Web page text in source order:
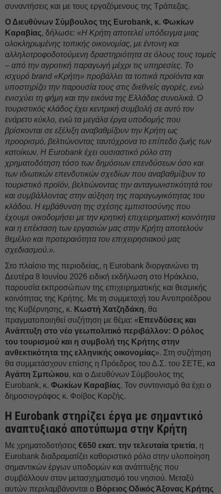
συναντήσεις και με τους εργαζόμενους της Τράπεζας.
Ο Διευθύνων Σύμβουλος της Eurobank, κ. Φωκίων
Καραβίας, δήλωσε: «Η Κρήτη αποτελεί υπόδειγμα μιας
ολοκληρωμένης τοπικής οικονομίας, με έντονη και
αλληλοτροφοδοτούμενη δραστηριότητα σε όλους τους τομείς
– από την αγροτική παραγωγή μέχρι τις υπηρεσίες. Το
ισχυρό brand «Κρήτη» προβάλλει τα τοπικά προϊόντα και
υποστηρίζει την παρουσία τους στις διεθνείς αγορές, ενώ
ενισχύει τη φήμη και την εικόνα της Ελλάδας συνολικά. Ο
τουριστικός κλάδος έχει κεντρική συμβολή σε αυτό τον
ενάρετο κύκλο, ενώ τα μεγάλα έργα υποδομής που
βρίσκονται σε εξέλιξη αναβαθμίζουν την Κρήτη ως
προορισμό, βελτιώνοντας ταυτόχρονα το επίπεδο ζωής των
κατοίκων. Η Eurobank έχει ουσιαστικό ρόλο στη
χρηματοδότηση τόσο των δημόσιων επενδύσεων όσο και
των ιδιωτικών επενδυτικών σχεδίων που αναβαθμίζουν το
τουριστικό προϊόν, βελτιώνοντας την ανταγωνιστικότητά του
και συμβάλλοντας στην αύξηση της παραγωγικότητας του
κλάδου. Η εμβάθυνση της σχέσης εμπιστοσύνης που
έχουμε οικοδομήσει με την κρητική επιχειρηματική κοινότητα
και η επέκταση των εργασιών μας στην Κρήτη αποτελούν
θεμέλιο και προτεραιότητα του επιχειρησιακού μας
σχεδιασμού.».
Στο πλαίσιο της περιοδείας, η Eurobank διοργανώνει τη
Δευτέρα 8 Ιουνίου 2026 ειδική εκδήλωση στο Ηράκλειο,
παρουσία εκπροσώπων της επιχειρηματικής και θεσμικής
κοινότητας της Κρήτης. Με τη συμμετοχή του Αντιπροέδρου
της Κυβέρνησης, κ. Κωστή Χατζηδάκη, θα
πραγματοποιηθεί συζήτηση με θέμα: « Επενδύσεις και
Ανάπτυξη στο νέο γεωπολιτικό περιβάλλον: Ο ρόλος
του τουρισμού και η συμβολή της Κρήτης στην
ανθεκτικότητα της ελληνικής οικονομίας». Στη συζήτηση
θα συμμετάσχουν επίσης η Πρόεδρος του Δ.Σ. του ΣΕΤΕ, κα
Αγάπη Σμπώκου, και ο Διευθύνων Σύμβουλος της
Eurobank, κ. Φωκίων Καραβίας. Τον συντονισμό θα έχει ο
δημοσιογράφος κ. Φοίβος Καρζής.
Η Eurobank στηρίζει έργα με σημαντικό
αναπτυξιακό αποτύπωμα στην Κρήτη
Με χρηματοδοτήσεις €650 εκατ. την τελευταία τριετία, η
Eurobank διαδραματίζει καθοριστικό ρόλο στην υλοποίηση
σημαντικών έργων υποδομών και ανάπτυξης που
συμβάλλουν στον μετασχηματισμό του νησιού. Μεταξύ
αυτών περιλαμβάνονται ο Βόρειος Οδικός Άξονας Κρήτης